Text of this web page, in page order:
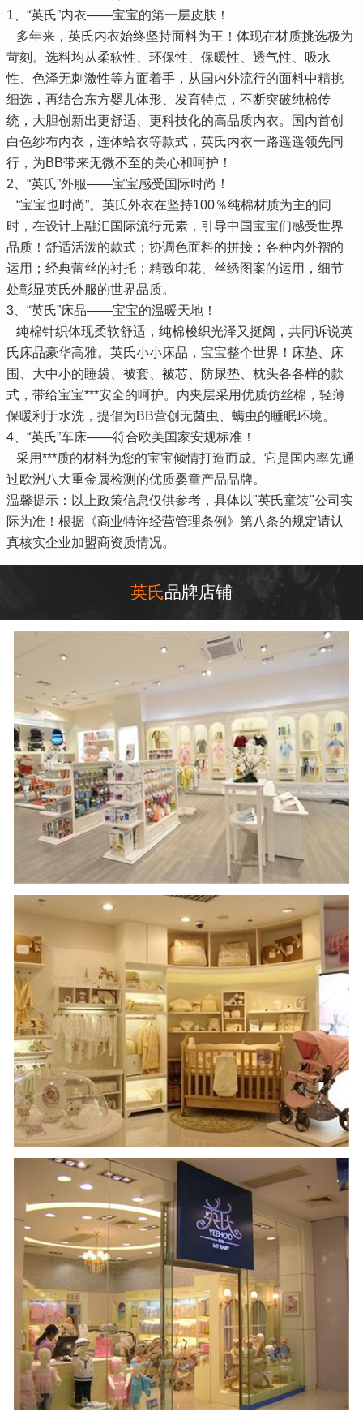
1、“英氏”内衣——宝宝的第一层皮肤！
多年来，英氏内衣始终坚持面料为王！体现在材质挑选极为
苛刻。选料均从柔软性、环保性、保暖性、透气性、吸水
性、色泽无刺激性等方面着手，从国内外流行的面料中精挑
细选，再结合东方婴儿体形、发育特点，不断突破纯棉传
统，大胆创新出更舒适、更科技化的高品质内衣。国内首创
白色纱布内衣，连体蛤衣等款式，英氏内衣一路遥遥领先同
行，为BB带来无微不至的关心和呵护！
2、“英氏”外服——宝宝感受国际时尚！
“宝宝也时尚”。英氏外衣在坚持100％纯棉材质为主的同
时，在设计上融汇国际流行元素，引导中国宝宝们感受世界
品质！舒适活泼的款式；协调色面料的拼接；各种内外褶的
运用；经典蕾丝的衬托；精致印花、丝绣图案的运用，细节
处彰显英氏外服的世界品质。
3、“英氏”床品——宝宝的温暖天地！
纯棉针织体现柔软舒适，纯棉梭织光泽又挺阔，共同诉说英
氏床品豪华高雅。英氏小小床品，宝宝整个世界！床垫、床
围、大中小的睡袋、被套、被芯、防尿垫、枕头各各样的款
式，带给宝宝***安全的呵护。内夹层采用优质仿丝棉，轻薄
保暖利于水洗，提倡为BB营创无菌虫、螨虫的睡眠环境。
4、“英氏”车床——符合欧美国家安规标准！
采用***质的材料为您的宝宝倾情打造而成。它是国内率先通
过欧洲八大重金属检测的优质婴童产品品牌。
温馨提示：以上政策信息仅供参考，具体以"英氏童装"公司实
际为准！根据《商业特许经营管理条例》第八条的规定请认
真核实企业加盟商资质情况。
英氏品牌店铺